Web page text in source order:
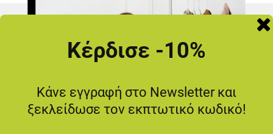
Κέρδισε -10%
Κάνε εγγραφή στο Newsletter και
ξεκλείδωσε τον εκπτωτικό κωδικό!